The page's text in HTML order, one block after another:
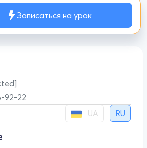
Записаться на урок
92-22
UA RU